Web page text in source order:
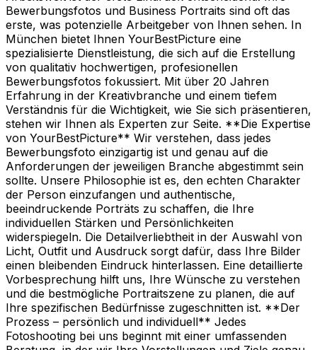
Bewerbungsfotos und Business Portraits sind oft das
erste, was potenzielle Arbeitgeber von Ihnen sehen. In
München bietet Ihnen YourBestPicture eine
spezialisierte Dienstleistung, die sich auf die Erstellung
von qualitativ hochwertigen, profesionellen
Bewerbungsfotos fokussiert. Mit über 20 Jahren
Erfahrung in der Kreativbranche und einem tiefem
Verständnis für die Wichtigkeit, wie Sie sich präsentieren,
stehen wir Ihnen als Experten zur Seite. **Die Expertise
von YourBestPicture** Wir verstehen, dass jedes
Bewerbungsfoto einzigartig ist und genau auf die
Anforderungen der jeweiligen Branche abgestimmt sein
sollte. Unsere Philosophie ist es, den echten Charakter
der Person einzufangen und authentische,
beeindruckende Porträts zu schaffen, die Ihre
individuellen Stärken und Persönlichkeiten
widerspiegeln. Die Detailverliebtheit in der Auswahl von
Licht, Outfit und Ausdruck sorgt dafür, dass Ihre Bilder
einen bleibenden Eindruck hinterlassen. Eine detaillierte
Vorbesprechung hilft uns, Ihre Wünsche zu verstehen
und die bestmögliche Portraitszene zu planen, die auf
Ihre spezifischen Bedürfnisse zugeschnitten ist. **Der
Prozess – persönlich und individuell** Jedes
Fotoshooting bei uns beginnt mit einer umfassenden